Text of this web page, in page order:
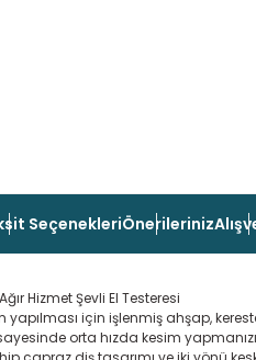
SeçenekleriÖnerileriniz
Hizmet Şevli El Testeresi
yapılması için işlenmiş ahşap,
orta hızda kesim